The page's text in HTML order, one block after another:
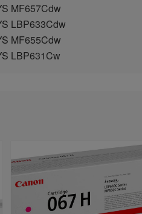
MF657Cdw
LBP633Cdw
MF655Cdw
LBP631Cw